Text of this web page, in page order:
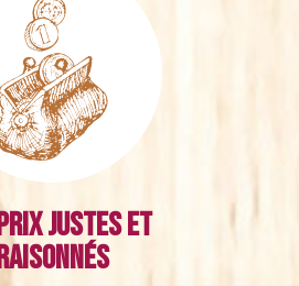
justes et